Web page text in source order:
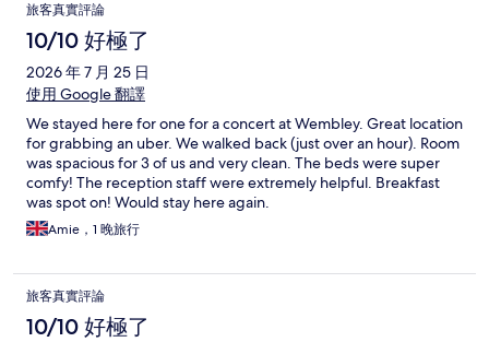
旅客真實評論
10/10 好極了
2026 年 7 月 25 日
使用 Google 翻譯
We stayed here for one for a concert at Wembley. Great location
for grabbing an uber. We walked back (just over an hour). Room
was spacious for 3 of us and very clean. The beds were super
comfy! The reception staff were extremely helpful. Breakfast
was spot on! Would stay here again.
Amie，1 晚旅行
旅客真實評論
10/10 好極了